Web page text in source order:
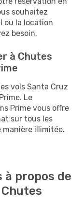
souhaitez
ou la location
besoin.
à Chutes
vols Santa Cruz
Le
Prime vous offre
sur tous les
manière illimitée.
propos de